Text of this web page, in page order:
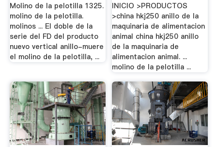
Molino de la pelotilla 1325.
molino de la pelotilla.
molinos ... El doble de la
serie del FD del producto
nuevo vertical anillo-muere
el molino de la pelotilla, ...
INICIO >PRODUCTOS
>china hkj250 anillo de la
maquinaria de alimentacion
animal china hkj250 anillo
de la maquinaria de
alimentacion animal. ...
molino de la pelotilla ...